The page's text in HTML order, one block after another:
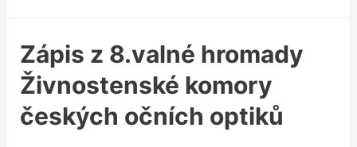
Zápis z 8.valné hromady
Živnostenské komory
českých očních optiků